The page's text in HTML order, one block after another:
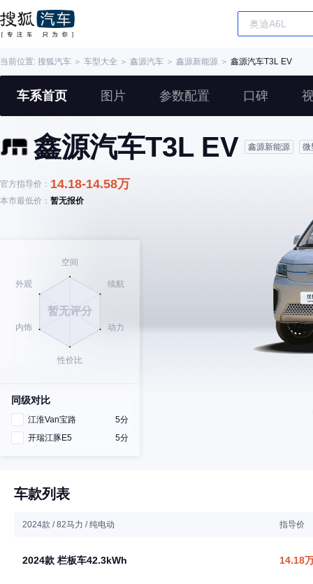
当前位置: 搜狐汽车 ＞ 车型大全 ＞ 鑫源汽车 ＞ 鑫源新能源 ＞ 鑫源汽车T3L EV
车系首页 图片 参数配置 口碑
鑫源汽车T3L EV 鑫源新能源 微
官方指导价： 14.18-14.58万
本市最低价： 暂无报价
同级对比
江淮Van宝路
5分
开瑞江豚E5
5分
车款列表
2024款 / 82马力 / 纯电动 指导价
2024款 栏板车42.3kWh 14.18